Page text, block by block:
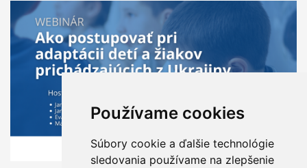
Používame cookies
Súbory cookie a ďalšie technológie
sledovania používame na zlepšenie